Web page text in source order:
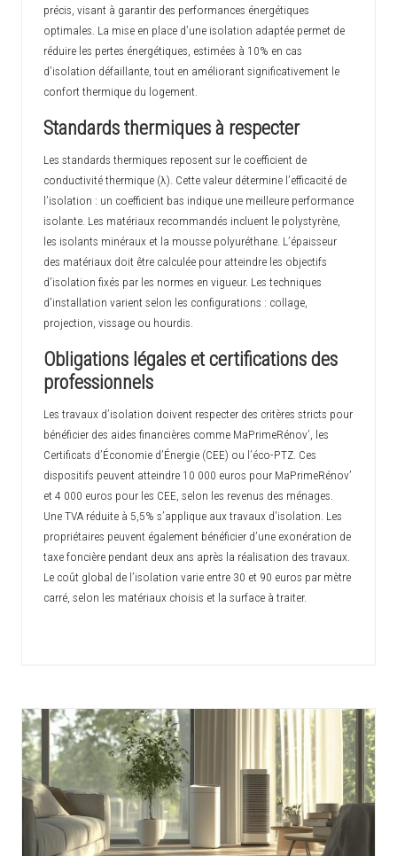
précis, visant à garantir des performances énergétiques
optimales. La mise en place d’une isolation adaptée permet de
réduire les pertes énergétiques, estimées à 10% en cas
d’isolation défaillante, tout en améliorant significativement le
confort thermique du logement.
Standards thermiques à respecter
Les standards thermiques reposent sur le coefficient de
conductivité thermique (λ). Cette valeur détermine l’efficacité de
l’isolation : un coefficient bas indique une meilleure performance
isolante. Les matériaux recommandés incluent le polystyrène,
les isolants minéraux et la mousse polyuréthane. L’épaisseur
des matériaux doit être calculée pour atteindre les objectifs
d’isolation fixés par les normes en vigueur. Les techniques
d’installation varient selon les configurations : collage,
projection, vissage ou hourdis.
Obligations légales et certifications des
professionnels
Les travaux d’isolation doivent respecter des critères stricts pour
bénéficier des aides financières comme MaPrimeRénov’, les
Certificats d’Économie d’Énergie (CEE) ou l’éco-PTZ. Ces
dispositifs peuvent atteindre 10 000 euros pour MaPrimeRénov’
et 4 000 euros pour les CEE, selon les revenus des ménages.
Une TVA réduite à 5,5% s’applique aux travaux d’isolation. Les
propriétaires peuvent également bénéficier d’une exonération de
taxe foncière pendant deux ans après la réalisation des travaux.
Le coût global de l’isolation varie entre 30 et 90 euros par mètre
carré, selon les matériaux choisis et la surface à traiter.